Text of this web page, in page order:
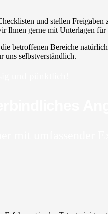
und stellen
Ihnen gerne mit Unterlagen
betroffenen Bereiche
uns selbstverständlich.